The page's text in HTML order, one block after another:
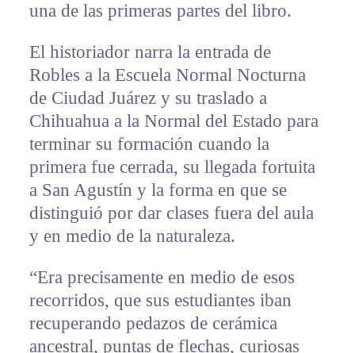
una de las primeras partes del libro.
El historiador narra la entrada de
Robles a la Escuela Normal Nocturna
de Ciudad Juárez y su traslado a
Chihuahua a la Normal del Estado para
terminar su formación cuando la
primera fue cerrada, su llegada fortuita
a San Agustín y la forma en que se
distinguió por dar clases fuera del aula
y en medio de la naturaleza.
“Era precisamente en medio de esos
recorridos, que sus estudiantes iban
recuperando pedazos de cerámica
ancestral, puntas de flechas, curiosas